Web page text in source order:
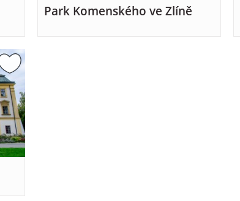
Park Komenského ve Zlíně